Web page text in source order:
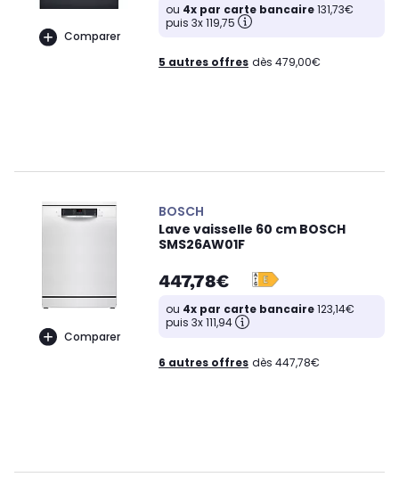
Comparer
ou 4x par carte bancaire131,73€
puis 3x 119,75
5 autres offres dès 479,00€
Comparer
BOSCH
Lave vaisselle 60 cm BOSCH
SMS26AW01F
447,78€
ou 4x par carte bancaire123,14€
puis 3x 111,94
6 autres offres dès 447,78€